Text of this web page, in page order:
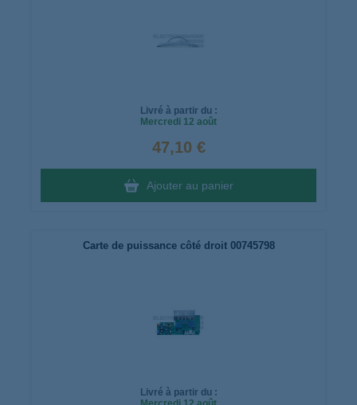
Livré à partir du :
Mercredi 12 août
47,10 €
Ajouter au panier
Carte de puissance côté droit 00745798
Livré à partir du :